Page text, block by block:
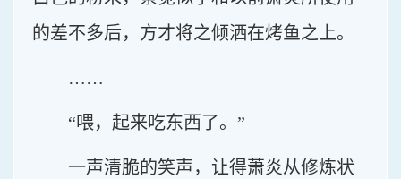
的差不多后，方才将之倾洒在烤鱼之上。
……
“喂，起来吃东西了。”
一声清脆的笑声，让得萧炎从修炼状